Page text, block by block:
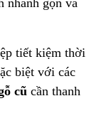
nhanh gọn và
tiết kiệm thời
biệt với các
cũ cần thanh